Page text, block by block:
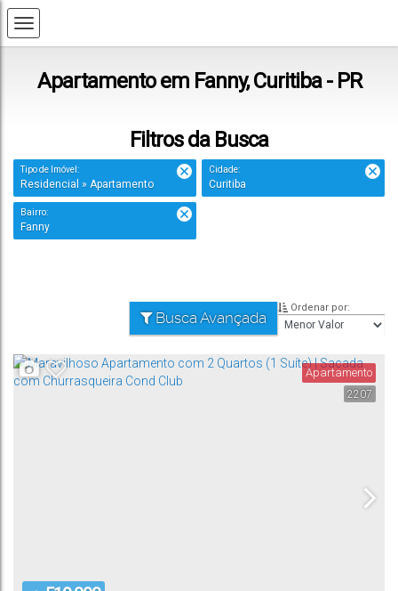
Apartamento em Fanny, Curitiba - PR
Filtros da Busca
Tipo de Imóvel:
Residencial » Apartamento
Cidade:
Curitiba
Bairro:
Fanny
Busca Avançada
Ordenar por:
2207
Apartamento